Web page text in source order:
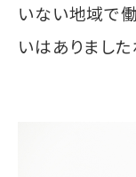
いない地域で
いはありました